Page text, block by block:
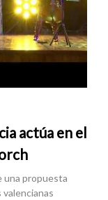
actúa en el
una propuesta